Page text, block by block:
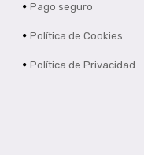
Pago seguro
Política de Cookies
Política de Privacidad